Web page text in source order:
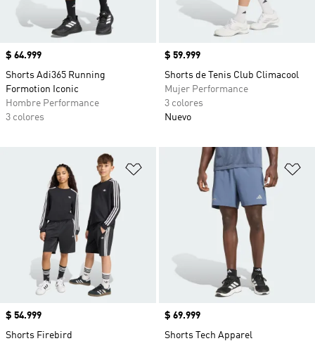
Precio
$ 64.999
Shorts Adi365 Running
Formotion Iconic
Hombre Performance
3 colores
Precio
$ 59.999
Shorts de Tenis Club Climacool
Mujer Performance
3 colores
Nuevo
Añadir a la lista de deseos
Precio
$ 54.999
Shorts Firebird
Precio
$ 69.999
Shorts Tech Apparel